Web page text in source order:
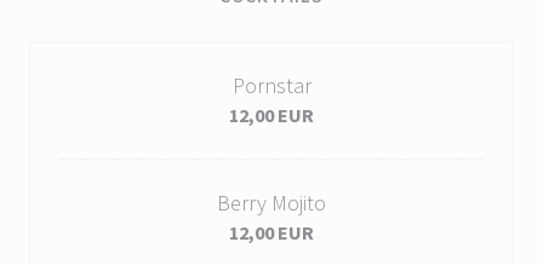
Pornstar
12,00 EUR
Berry Mojito
12,00 EUR